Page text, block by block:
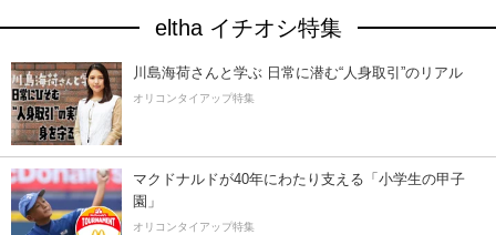
eltha イチオシ特集
川島海荷さんと学ぶ 日常に潜む“人身取引”のリアル
オリコンタイアップ特集
マクドナルドが40年にわたり支える「小学生の甲子
園」
オリコンタイアップ特集